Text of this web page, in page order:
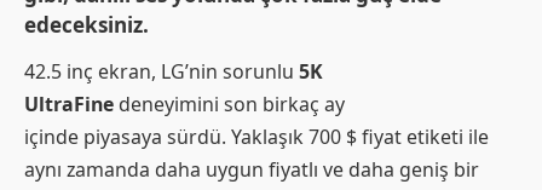
edeceksiniz.
42.5 inç ekran, LG’nin sorunlu 5K
UltraFine deneyimini son birkaç ay
içinde piyasaya sürdü. Yaklaşık 700 $ fiyat etiketi ile
aynı zamanda daha uygun fiyatlı ve daha geniş bir